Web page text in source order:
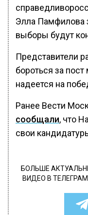
Элла Памфилова
выборы будут
Представители
бороться за
надеется на
Ранее Вести
сообщали, что
свои
БОЛЬШЕ
ВИДЕО В